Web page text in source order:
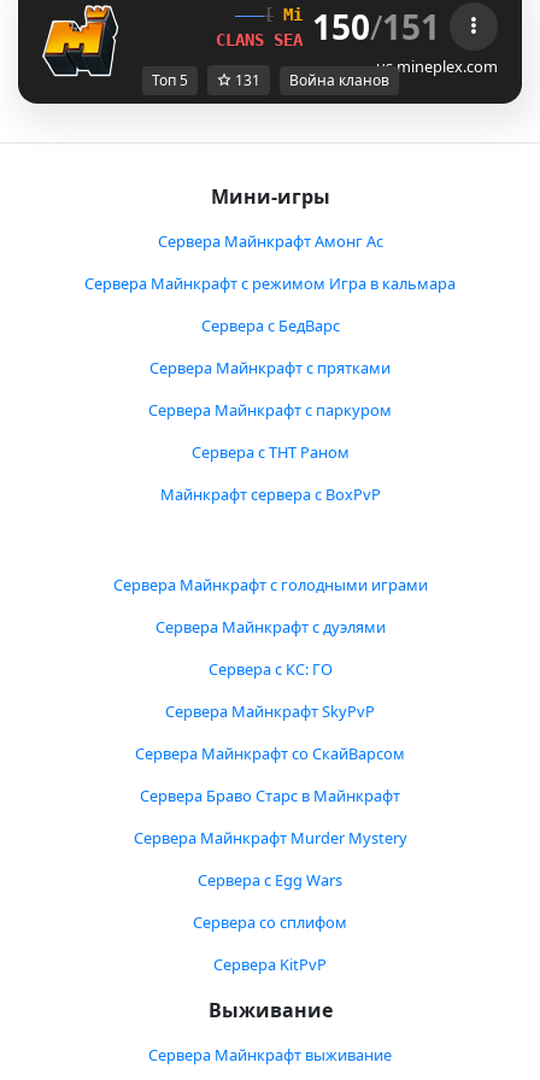
[ Mineplex Games ]
CLANS SEASON 1 LIVE NOW!
150/151
us.mineplex.com
Топ 5 131 Война кланов
Мини-игры
Сервера Майнкрафт Амонг Ас
Сервера Майнкрафт с режимом Игра в кальмара
Сервера с БедВарс
Сервера Майнкрафт с прятками
Сервера Майнкрафт с паркуром
Сервера с ТНТ Раном
Майнкрафт сервера с BoxPvP
Сервера Майнкрафт с голодными играми
Сервера Майнкрафт с дуэлями
Сервера с КС: ГО
Сервера Майнкрафт SkyPvP
Сервера Майнкрафт со СкайВарсом
Сервера Браво Старс в Майнкрафт
Сервера Майнкрафт Murder Mystery
Сервера с Egg Wars
Сервера со сплифом
Сервера KitPvP
Выживание
Сервера Майнкрафт выживание